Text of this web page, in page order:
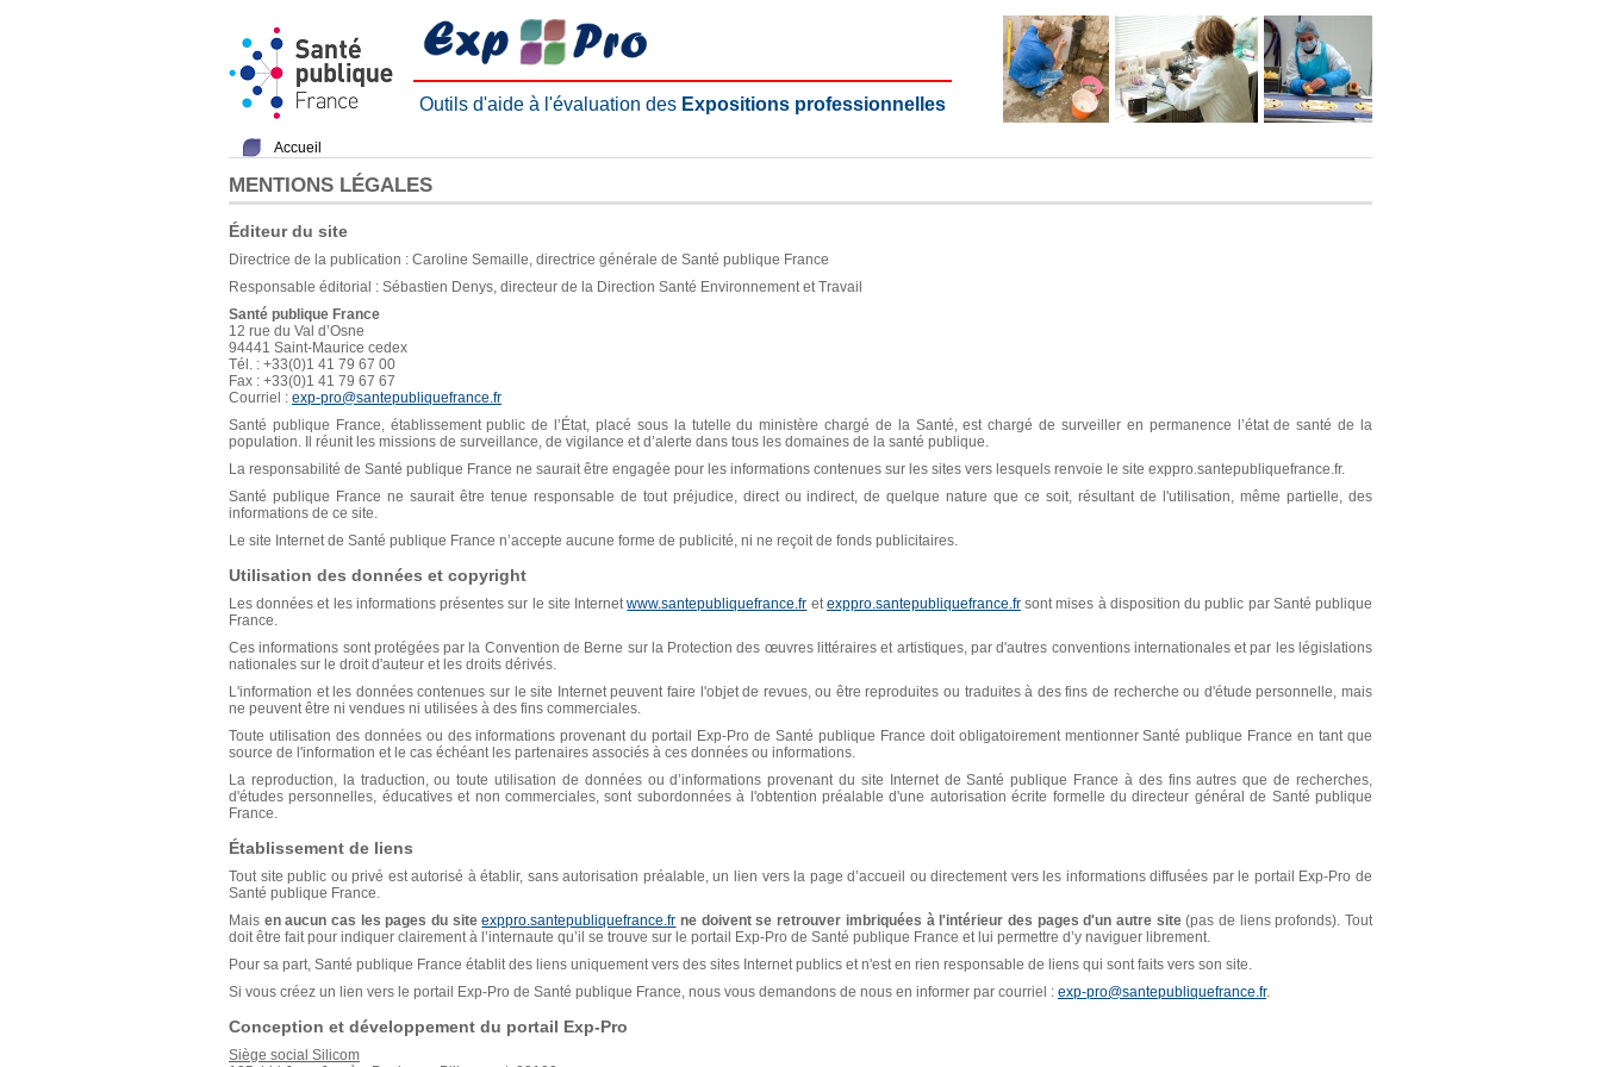
Outils d'aide à l'évaluation des Expositions professionnelles
Accueil
MENTIONS LÉGALES
Éditeur du site
Directrice de la publication : Caroline Semaille, directrice générale de Santé publique France
Responsable éditorial : Sébastien Denys, directeur de la Direction Santé Environnement et Travail
Santé publique France
12 rue du Val d’Osne
94441 Saint-Maurice cedex
Tél. : +33(0)1 41 79 67 00
Fax : +33(0)1 41 79 67 67
Courriel : exp-pro@santepubliquefrance.fr
Santé publique France, établissement public de l’État, placé sous la tutelle du ministère chargé de la Santé, est chargé de surveiller en permanence l’état de santé de la
population. Il réunit les missions de surveillance, de vigilance et d’alerte dans tous les domaines de la santé publique.
La responsabilité de Santé publique France ne saurait être engagée pour les informations contenues sur les sites vers lesquels renvoie le site exppro.santepubliquefrance.fr.
Santé publique France ne saurait être tenue responsable de tout préjudice, direct ou indirect, de quelque nature que ce soit, résultant de l'utilisation, même partielle, des
informations de ce site.
Le site Internet de Santé publique France n’accepte aucune forme de publicité, ni ne reçoit de fonds publicitaires.
Utilisation des données et copyright
Les données et les informations présentes sur le site Internetwww.santepubliquefrance.fr etexppro.santepubliquefrance.frsont mises à disposition du public par Santé publique
France.
Ces informations sont protégées par la Convention de Berne sur la Protection des œuvres littéraires et artistiques, par d'autres conventions internationales et par les législations
nationales sur le droit d'auteur et les droits dérivés.
L'information et les données contenues sur le site Internet peuvent faire l'objet de revues, ou être reproduites ou traduites à des fins de recherche ou d'étude personnelle, mais
ne peuvent être ni vendues ni utilisées à des fins commerciales.
Toute utilisation des données ou des informations provenant du portail Exp-Pro de Santé publique France doit obligatoirement mentionner Santé publique France en tant que
source de l'information et le cas échéant les partenaires associés à ces données ou informations.
La reproduction, la traduction, ou toute utilisation de données ou d’informations provenant du site Internet de Santé publique France à des fins autres que de recherches,
d'études personnelles, éducatives et non commerciales, sont subordonnées à l'obtention préalable d'une autorisation écrite formelle du directeur général de Santé publique
France.
Établissement de liens
Tout site public ou privé est autorisé à établir, sans autorisation préalable, un lien vers la page d’accueil ou directement vers les informations diffusées par le portail Exp-Pro de
Santé publique France.
Mais en aucun cas les pages du siteexppro.santepubliquefrance.fr ne doivent se retrouver imbriquées à l'intérieur des pages d'un autre site(pas de liens profonds). Tout
doit être fait pour indiquer clairement à l’internaute qu’il se trouve sur le portail Exp-Pro de Santé publique France et lui permettre d’y naviguer librement.
Pour sa part, Santé publique France établit des liens uniquement vers des sites Internet publics et n'est en rien responsable de liens qui sont faits vers son site.
Si vous créez un lien vers le portail Exp-Pro de Santé publique France, nous vous demandons de nous en informer par courriel : exp-pro@santepubliquefrance.fr.
Conception et développement du portail Exp-Pro
Siège social Silicom